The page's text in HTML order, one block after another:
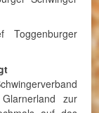
Toggenburger
zur